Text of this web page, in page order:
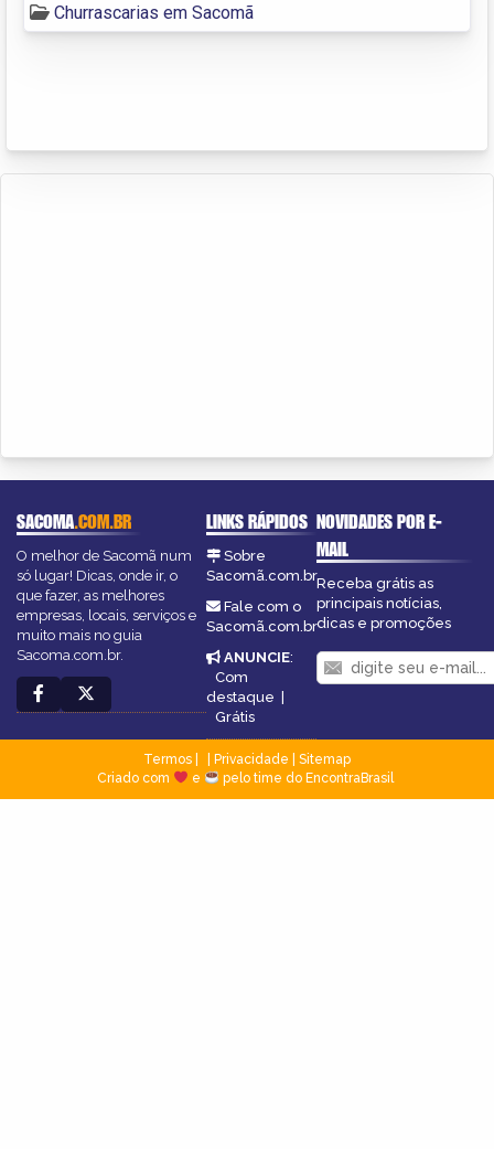
Churrascarias em Sacomã
SACOMA.COM.BR
O melhor de Sacomã num
só lugar! Dicas, onde ir, o
que fazer, as melhores
empresas, locais, serviços e
muito mais no guia
Sacoma.com.br.
LINKS RÁPIDOS
Sobre
Sacomã.com.br
Fale com o
Sacomã.com.br
ANUNCIE:
Com
destaque |
Grátis
NOVIDADES POR E-
MAIL
Receba grátis as
principais notícias,
dicas e promoções
Termos Privacidade
Sitemap
Criado com
e pelo time do EncontraBrasil